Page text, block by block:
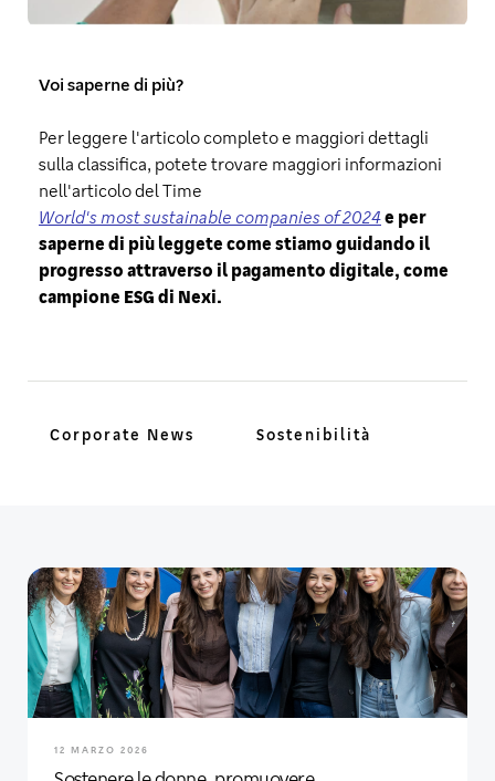
Voi saperne di più?
Per leggere l'articolo completo e maggiori dettagli
sulla classifica, potete trovare maggiori informazioni
nell'articolo del Time
World's most sustainable companies of 2024e per
saperne di più leggete come stiamo guidando il
progresso attraverso il pagamento digitale, come
campione ESG di Nexi.
Corporate News Sostenibilità
12 MARZO 2026